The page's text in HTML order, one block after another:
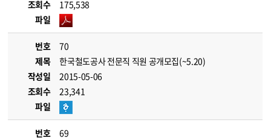
조회수
175,538
파일
번호
70
제목
한국철도공사 전문직 직원 공개모집(~5.20)
작성일
2015-05-06
조회수
23,341
파일
번호
69